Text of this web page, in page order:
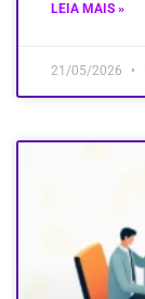
LEIA MAIS »
21/05/2026